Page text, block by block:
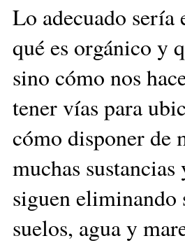
Lo adecuado sería
qué es orgánico y
sino cómo nos
tener vías para
cómo disponer de
muchas
siguen
suelos, agua y